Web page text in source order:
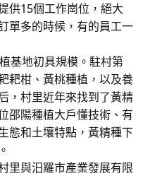
供15個工作崗位，絕大
單多的時候，有的員工一
基地初具規模。駐村第
耙柑、黃桃種植，以及養
，村里近年來找到了黃精
邵陽種植大戶懂技術、有
態和土壤特點，黃精種下
里與汨羅市產業發展有限